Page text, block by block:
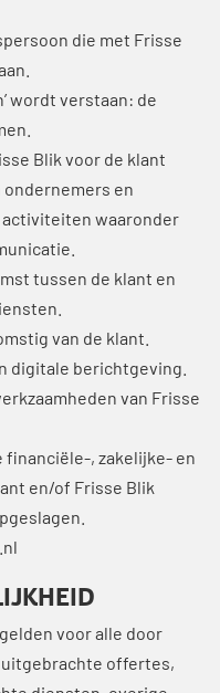
die met Frisse
wordt verstaan: de
Blik voor de klant
en
waaronder
tussen de klant en
van de klant.
digitale berichtgeving.
van Frisse
financiële-, zakelijke- en
en/of Frisse Blik
voor alle door
uitgebrachte offertes,